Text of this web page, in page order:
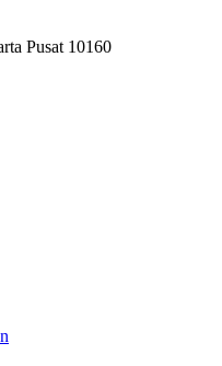
Pusat 10160